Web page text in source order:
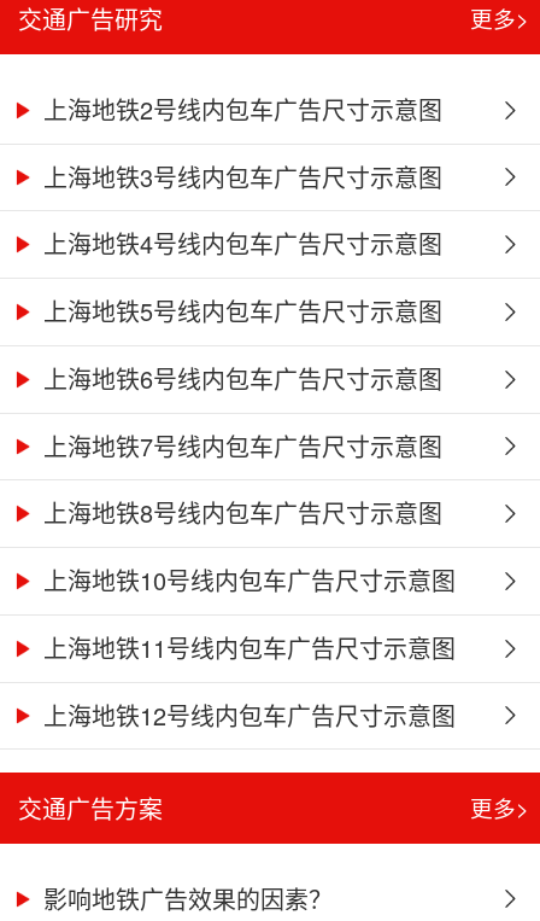
交通广告研究 更多>
上海地铁2号线内包车广告尺寸示意图
上海地铁3号线内包车广告尺寸示意图
上海地铁4号线内包车广告尺寸示意图
上海地铁5号线内包车广告尺寸示意图
上海地铁6号线内包车广告尺寸示意图
上海地铁7号线内包车广告尺寸示意图
上海地铁8号线内包车广告尺寸示意图
上海地铁10号线内包车广告尺寸示意图
上海地铁11号线内包车广告尺寸示意图
上海地铁12号线内包车广告尺寸示意图
交通广告方案 更多>
影响地铁广告效果的因素？